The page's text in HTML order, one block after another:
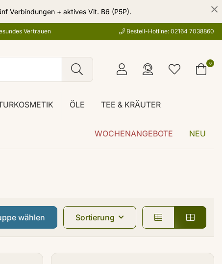
Verbindungen + aktives Vit. B6 (P5P).
Vertrauen Bestell-Hotline: 02164 7038860
ÖLE TEE & KRÄUTER
WOCHENANGEBOTE NEU
0
wählen Sortierung